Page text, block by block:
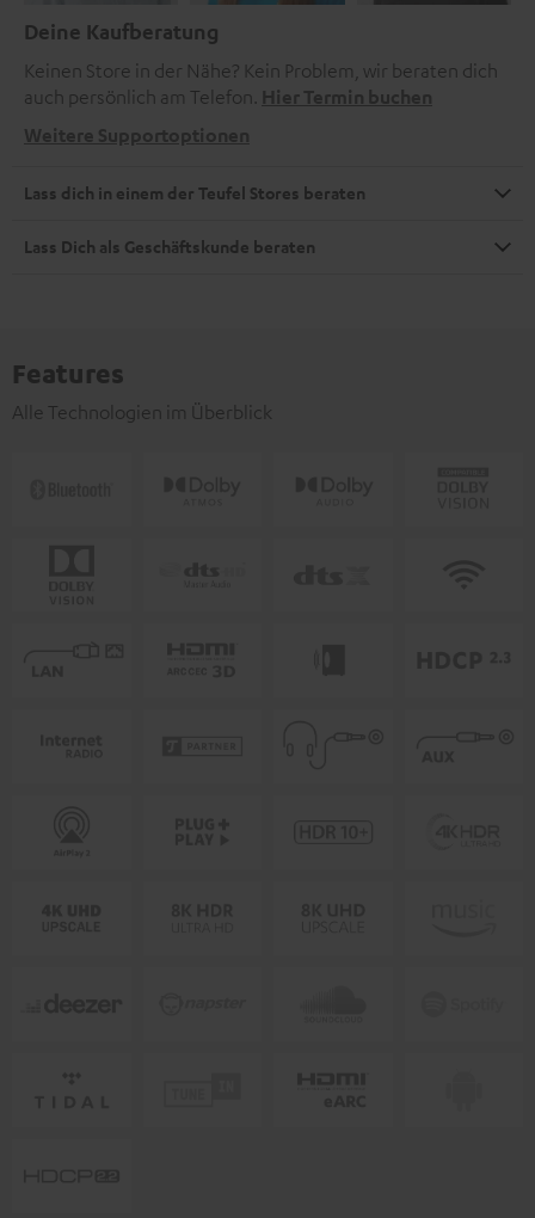
Deine Kaufberatung
Keinen Store in der Nähe? Kein Problem, wir beraten dich
auch persönlich am Telefon. Hier Termin buchen
Weitere Supportoptionen
Lass dich in einem der Teufel Stores beraten
Lass Dich als Geschäftskunde beraten
Features
Alle Technologien im Überblick